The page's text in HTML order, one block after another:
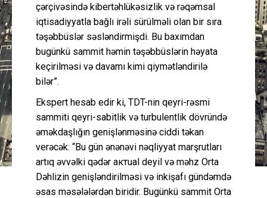
çərçivəsində kibertəhlükəsizlik və rəqəmsal
iqtisadiyyatla bağlı irəli sürülməli olan bir sıra
təşəbbüslər səsləndirmişdi. Bu baxımdan
bugünkü sammit həmin təşəbbüslərin həyata
keçirilməsi və davamı kimi qiymətləndirilə
bilər”.
Ekspert hesab edir ki, TDT-nin qeyri-rəsmi
sammiti qeyri-sabitlik və turbulentlik dövründə
əməkdaşlığın genişlənməsinə ciddi təkan
verəcək: “Bu gün ənənəvi nəqliyyat marşrutları
artıq əvvəlki qədər актual deyil və məhz Orta
Dəhlizin genişləndirilməsi və inkişafı gündəmdə
əsas məsələlərdən biridir. Bugünkü sammit Orta